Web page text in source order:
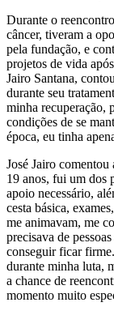
Durante o
câncer, tiveram a
pela fundação, e
projetos de vida
Jairo Santana,
durante seu
minha recuperação,
condições de se
época, eu tinha
José Jairo
19 anos, fui um dos
apoio necessário,
cesta básica,
me animavam, me
precisava de
conseguir ficar
durante minha luta,
a chance de
momento muito